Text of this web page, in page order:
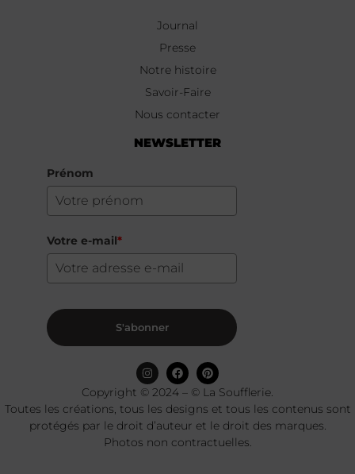
Journal
Presse
Notre histoire
Savoir-Faire
Nous contacter
NEWSLETTER
Prénom
Votre e-mail*
S'abonner
Copyright © 2024 – © La Soufflerie.
Toutes les créations, tous les designs et tous les contenus sont
protégés par le droit d’auteur et le droit des marques.
Photos non contractuelles.